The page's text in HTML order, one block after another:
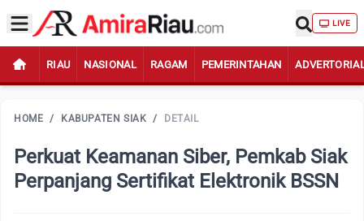
LIVE
RIAU NASIONAL RAGAM PEMERINTAHAN
HOME / KABUPATEN SIAK / DETAIL
Perkuat Keamanan Siber, Pemkab Siak
Perpanjang Sertifikat Elektronik BSSN